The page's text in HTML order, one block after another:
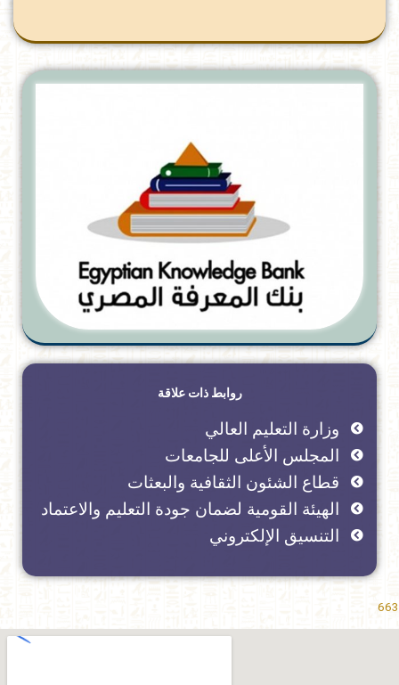
روابط ذات علاقة
وزارة التعليم العالي
المجلس الأعلى للجامعات
قطاع الشئون الثقافية والبعثات
الهيئة القومية لضمان جودة التعليم والاعتماد
التنسيق الإلكتروني
663